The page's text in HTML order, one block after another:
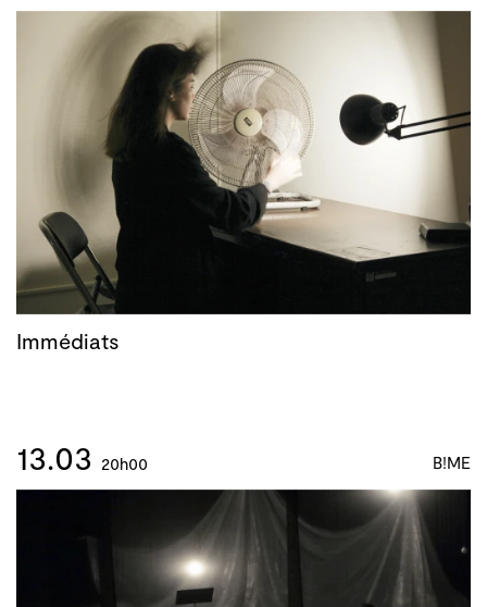
Immédiats
13.03 20h00 B!ME